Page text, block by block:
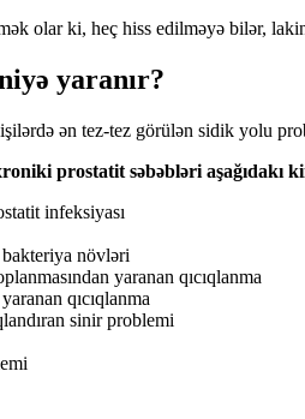
olar ki, heç hiss edilməyə bilər,
yaranır?
ən tez-tez görülən sidik yolu
prostatit səbəbləri aşağıdakı
infeksiyası
bakteriya növləri
yaranan qıcıqlanma
qıcıqlanma
sinir problemi